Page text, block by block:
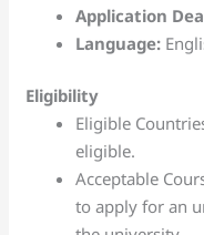
Application
Language:
Eligibility
Eligible
eligible.
Acceptable
to apply for an